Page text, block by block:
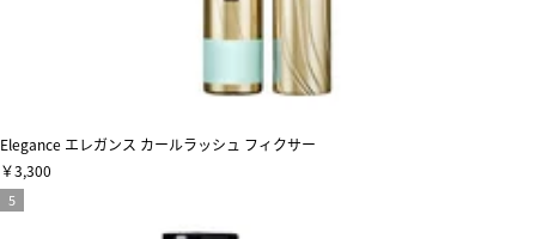
Elegance エレガンス カールラッシュ フィクサー
￥3,300